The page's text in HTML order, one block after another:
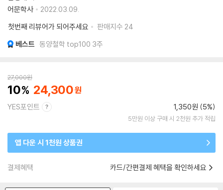
어문학사
2022.03.09.
첫번째 리뷰어가 되어주세요
판매지수 24
베스트 동양철학 top100 3주
27,000원
10 24,300
YES포인트 1,350원 (5%)
5만원 이상 구매 시 2천원 추가 적립
앱 다운 시 1천원 상품권
결제혜택 카드/간편결제 혜택을 확인하세요